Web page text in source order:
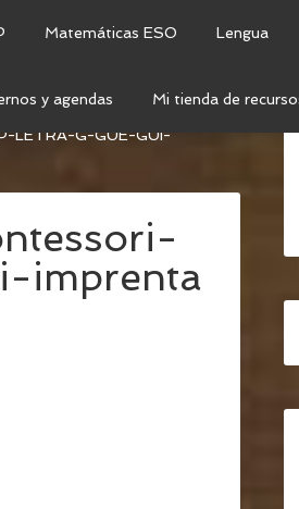
Matemáticas ESO Lengua
y agendas Mi tienda de
GUI) (LETRA LIGADA E
LETRA-G-GUE-GUI-
imprenta